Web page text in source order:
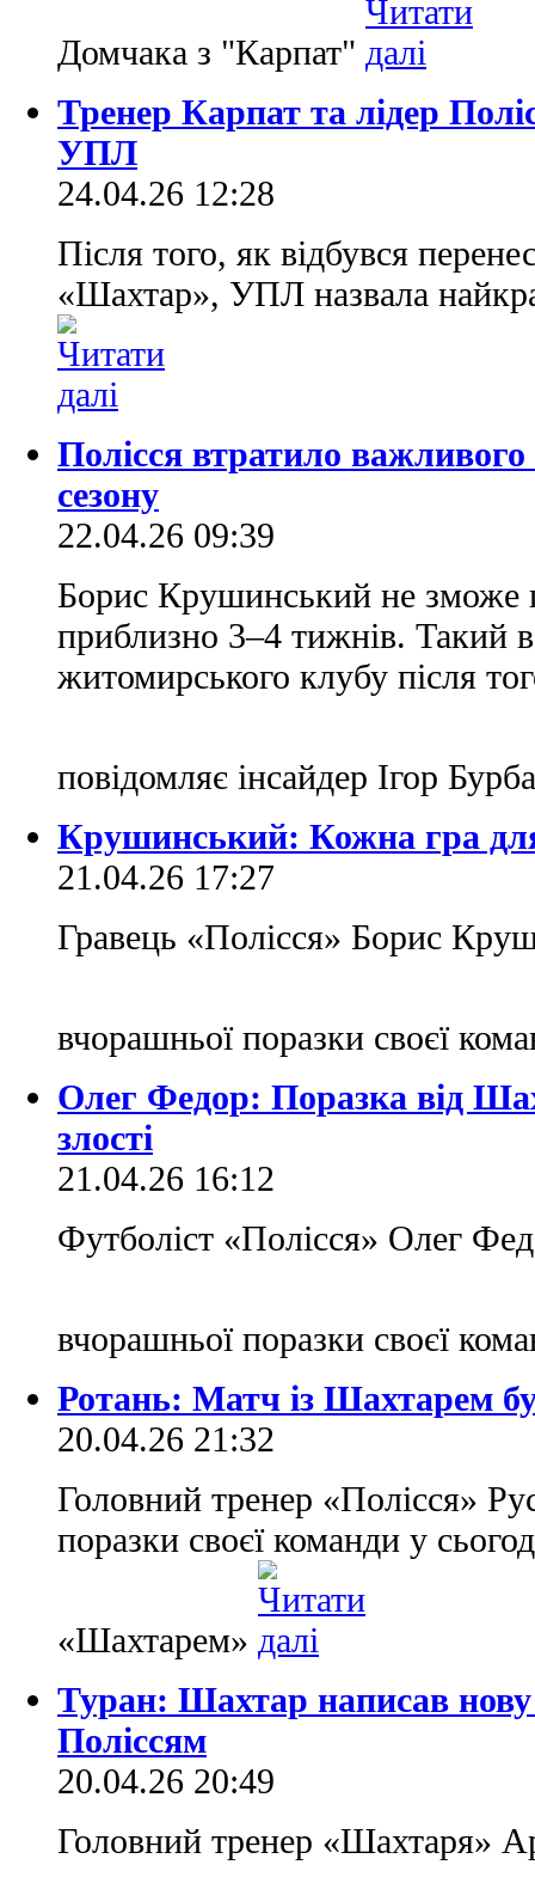
Домчака з "Карпат"
Тренер Карпат та лідер
УПЛ
24.04.26 12:28
Після того, як відбувся
«Шахтар», УПЛ назвала
Полісся втратило
сезону
22.04.26 09:39
Борис Крушинський не зможе
приблизно 3–4 тижнів. Такий
житомирського клубу після
повідомляє інсайдер Ігор
Крушинський: Кожна гра
21.04.26 17:27
Гравець «Полісся» Борис
вчорашньої поразки своєї
Олег Федор: Поразка від
злості
21.04.26 16:12
Футболіст «Полісся» Олег
вчорашньої поразки своєї
Ротань: Матч із Шахтарем
20.04.26 21:32
Головний тренер «Полісся»
поразки своєї команди у
«Шахтарем»
Туран: Шахтар написав нову
Поліссям
20.04.26 20:49
Головний тренер «Шахтаря»